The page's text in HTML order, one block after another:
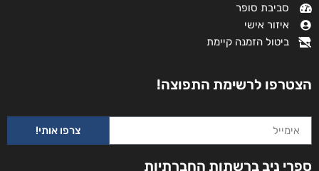
סביבת סופר
איזור אישי
ביטול הזמנה קיימת
הצטרפו לרשימת התפוצה!
צרפו אותי!
ספרי ניב ברשתות החברתיות